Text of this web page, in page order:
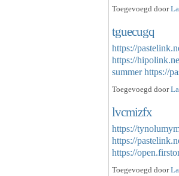
Toegevoegd door
tguecugq
https://
https://
summer https://
Toegevoegd door
lvcmizfx
https://
https://
https://
Toegevoegd door